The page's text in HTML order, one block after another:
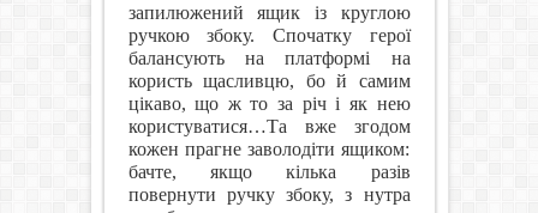
запилюжений ящик із круглою
ручкою збоку. Спочатку герої
балансують на платформі на
користь щасливцю, бо й самим
цікаво, що ж то за річ і як нею
користуватися…Та вже згодом
кожен прагне заволодіти ящиком:
бачте, якщо кілька разів
повернути ручку збоку, з нутра